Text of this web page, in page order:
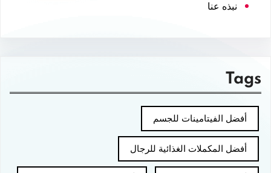
نبذه عنا
Tags
أفضل الفيتامينات للجسم
أفضل المكملات الغذائية للرجال